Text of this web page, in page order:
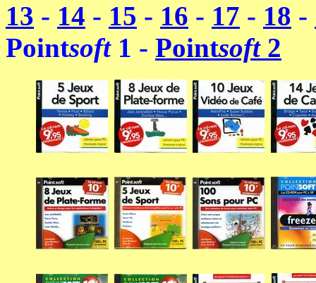
13 - 14 - 15 - 16 - 17 - 18 -
Pointsoft1 - Pointsoft2